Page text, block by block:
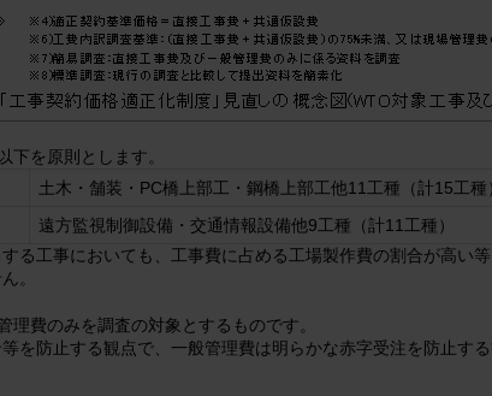
を原則とします。
土木・舗装・PC橋上部工・鋼橋上部工他11工種（計15工種
遠方監視制御設備・交通情報設備他9工種（計11工種）
る工事においても、工事費に占める工場製作費の割合が高い
。
費のみを調査の対象とするものです。
を防止する観点で、一般管理費は明らかな赤字受注を防止する